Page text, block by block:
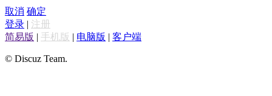
取消 确定
登录 | 注册
简易版 | 手机版 | 电脑版 | 客户端
© Discuz Team.